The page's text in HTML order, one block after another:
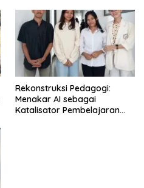
Rekonstruksi Pedagogi:
Menakar AI sebagai
Katalisator Pembelajaran